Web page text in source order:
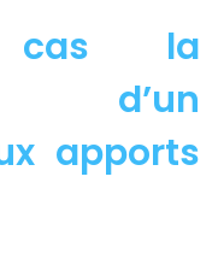
cas la
d’un
apports